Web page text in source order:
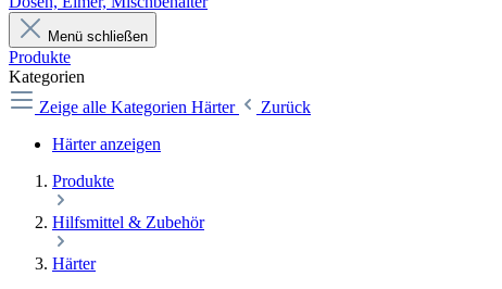
Menü schließen
Produkte
Kategorien
Zeige alle Kategorien Härter
Zurück
Härter anzeigen
Produkte
Hilfsmittel & Zubehör
Härter